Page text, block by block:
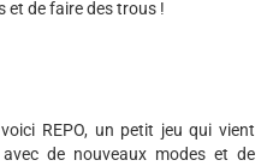
et de faire des trous !
REPO, un petit jeu qui vient
de nouveaux modes et de